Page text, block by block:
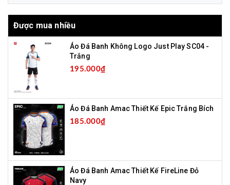
Được mua nhiều
Áo Đá Banh Không Logo Just Play SC04 -
Trắng
195.000₫
Áo Đá Banh Amac Thiết Kế Epic Trắng Bích
185.000₫
Áo Đá Banh Amac Thiết Kế FireLine Đỏ
Navy